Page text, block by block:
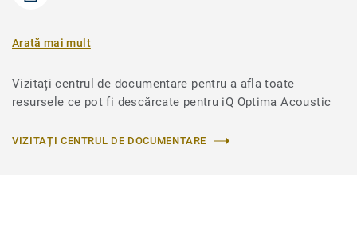
Arată mai mult
Vizitați centrul de documentare pentru a afla toate
resursele ce pot fi descărcate pentru iQ Optima Acoustic
VIZITAȚI CENTRUL DE DOCUMENTARE